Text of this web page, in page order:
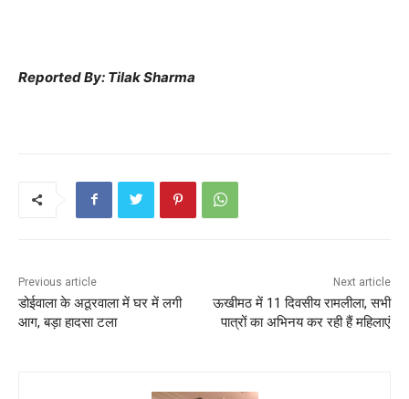
Reported By: Tilak Sharma
Previous article
डोईवाला के अठूरवाला में घर में लगी
आग, बड़ा हादसा टला
Next article
ऊखीमठ में 11 दिवसीय रामलीला, सभी
पात्रों का अभिनय कर रही हैं महिलाएं